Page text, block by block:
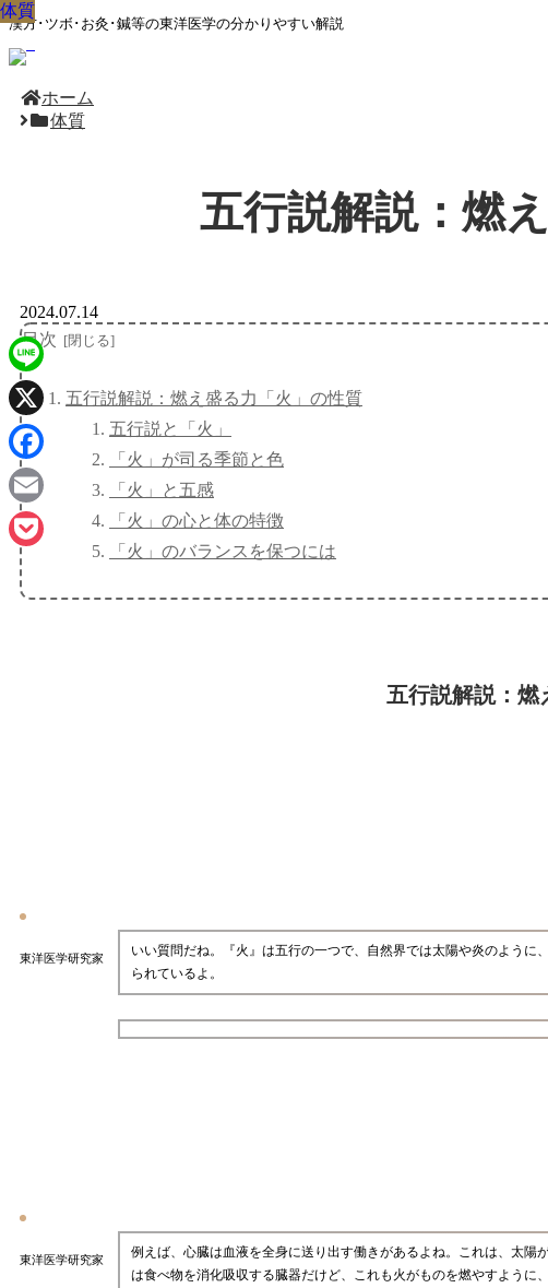
漢方･ツボ･お灸･鍼等の東洋医学の分かりやすい解説
ホーム
体質
五行説解説：燃
体質
2024.07.14
目次
五行説解説：燃え盛る力「火」の性質
五行説と「火」
「火」が司る季節と色
「火」と五感
「火」の心と体の特徴
「火」のバランスを保つには
五行説解説：燃
東洋医学研究家
いい質問だね。『火』は五行の一つで、自然界では太陽や炎のよう
られているよ。
東洋医学研究家
例えば、心臓は血液を全身に送り出す働きがあるよね。これは、太
は食べ物を消化吸収する臓器だけど、これも火がものを燃やすように
体質
体質
体質
体質
体質
体質
体質
体質
Line
X
Facebook
Email
Pocket